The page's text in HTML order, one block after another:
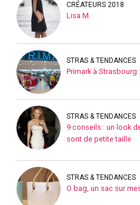
CRÉATEURS 2018
Lisa M.
STRAS & TENDANCES
Primark à Strasbourg
STRAS & TENDANCES
9 conseils : un look
sont de petite taille
STRAS & TENDANCES
O bag, un sac sur